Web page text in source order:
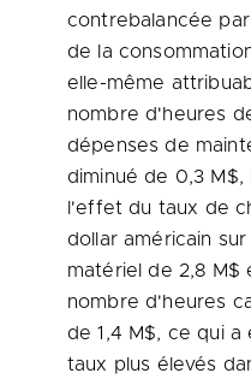
contrebalancée
de la
elle-même
nombre d'heures
dépenses de
diminué de 0,3 M$,
l'effet du taux de
dollar américain
matériel de 2,8 M$
nombre d'heures
de 1,4 M$, ce qui
taux plus élevés